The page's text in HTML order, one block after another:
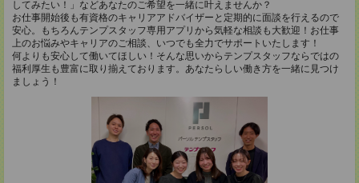
してみたい！」などあなたのご希望を一緒に叶えませんか？
お仕事開始後も有資格のキャリアアドバイザーと定期的に面談を行えるので
安心。もちろんテンプスタッフ専用アプリから気軽な相談も大歓迎！お仕事
上のお悩みやキャリアのご相談、いつでも全力でサポートいたします！
何よりも安心して働いてほしい！そんな思いからテンプスタッフならではの
福利厚生も豊富に取り揃えております。あなたらしい働き方を一緒に見つけ
ましょう！